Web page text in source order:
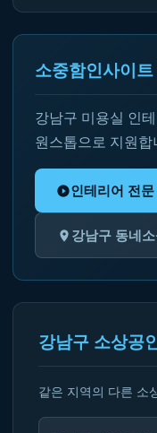
소중함인사이
강남구 미용실 인
원스톱으로 지원합
인테리어 전
강남구 동네소
강남구 소상공
같은 지역의 다른 소